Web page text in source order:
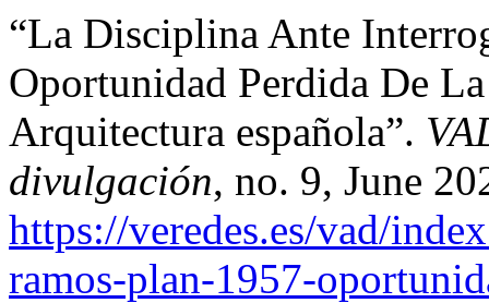
“La Disciplina Ante
Oportunidad Perdida De
Arquitectura española”.
divulgación, no. 9, June
https://veredes.es/vad/
ramos-plan-1957-